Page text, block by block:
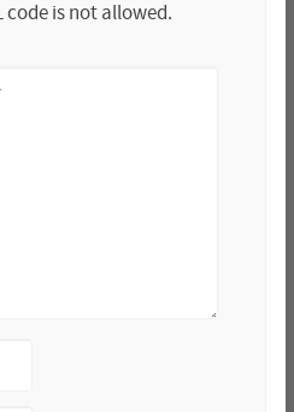
code is not allowed.